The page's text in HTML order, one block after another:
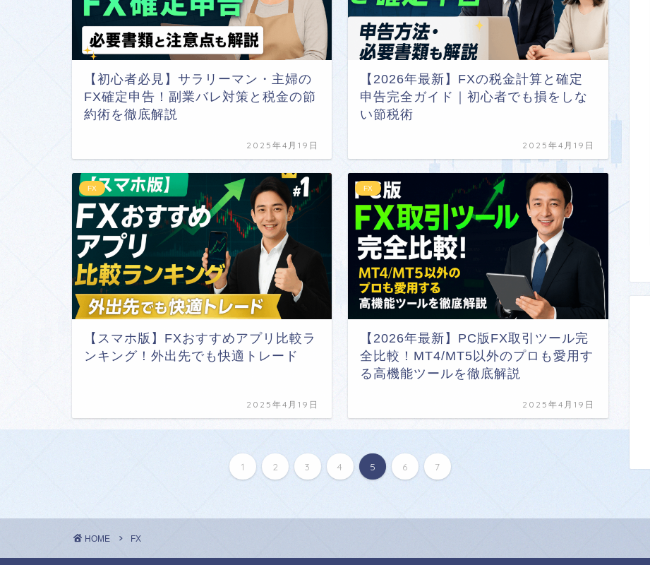
【初心者必見】サラリーマン・主婦の
FX確定申告！副業バレ対策と税金の節
約術を徹底解説
2025年4月19日
【2026年最新】FXの税金計算と確定
申告完全ガイド｜初心者でも損をしな
い節税術
2025年4月19日
FX
【スマホ版】FXおすすめアプリ比較ラ
ンキング！外出先でも快適トレード
2025年4月19日
FX
【2026年最新】PC版FX取引ツール完
全比較！MT4/MT5以外のプロも愛用す
る高機能ツールを徹底解説
2025年4月19日
1 2 3 4 5 6 7
HOME FX